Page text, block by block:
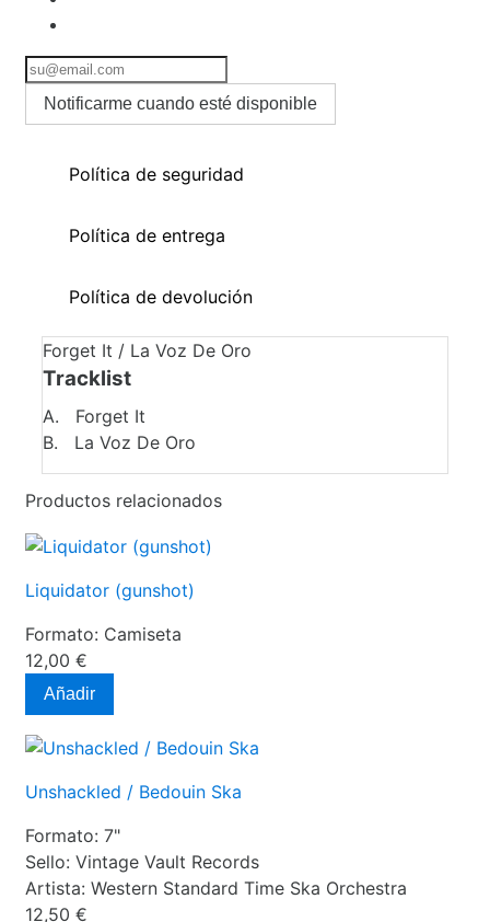
Notificarme cuando esté disponible
Política de seguridad
Política de entrega
Política de devolución
Forget It / La Voz De Oro
Tracklist
A. Forget It
B. La Voz De Oro
Productos relacionados
Liquidator (gunshot)
Formato: Camiseta
12,00 €
Añadir
Unshackled / Bedouin Ska
Formato: 7"
Sello: Vintage Vault Records
Artista: Western Standard Time Ska Orchestra
12,50 €